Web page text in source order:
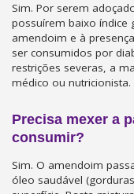
Sim. Por serem
possuírem baixo índice
amendoim e à
ser consumidos por
restrições severas, a
médico ou nutricionista.
Precisa mexer a
consumir?
Sim. O amendoim
óleo saudável